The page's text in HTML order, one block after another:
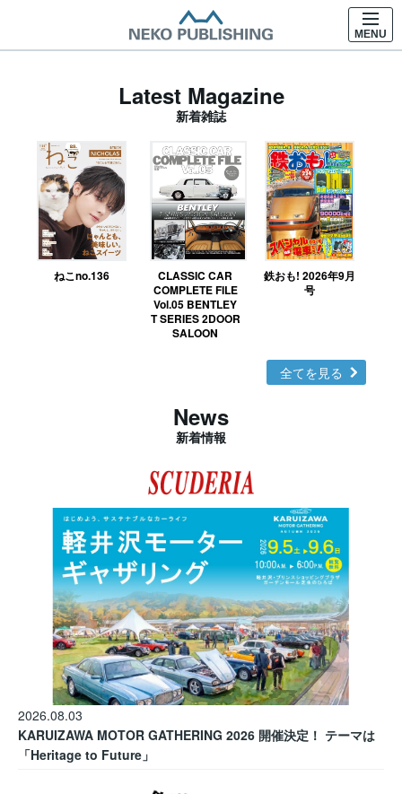
MENU
Latest Magazine
新着雑誌
ねこno.136
CLASSIC CAR
COMPLETE FILE
Vol.05 BENTLEY
T SERIES 2DOOR
SALOON
鉄おも! 2026年9月
号
全てを見る
News
新着情報
2026.08.03
KARUIZAWA MOTOR GATHERING 2026 開催決定！ テーマは
「Heritage to Future」